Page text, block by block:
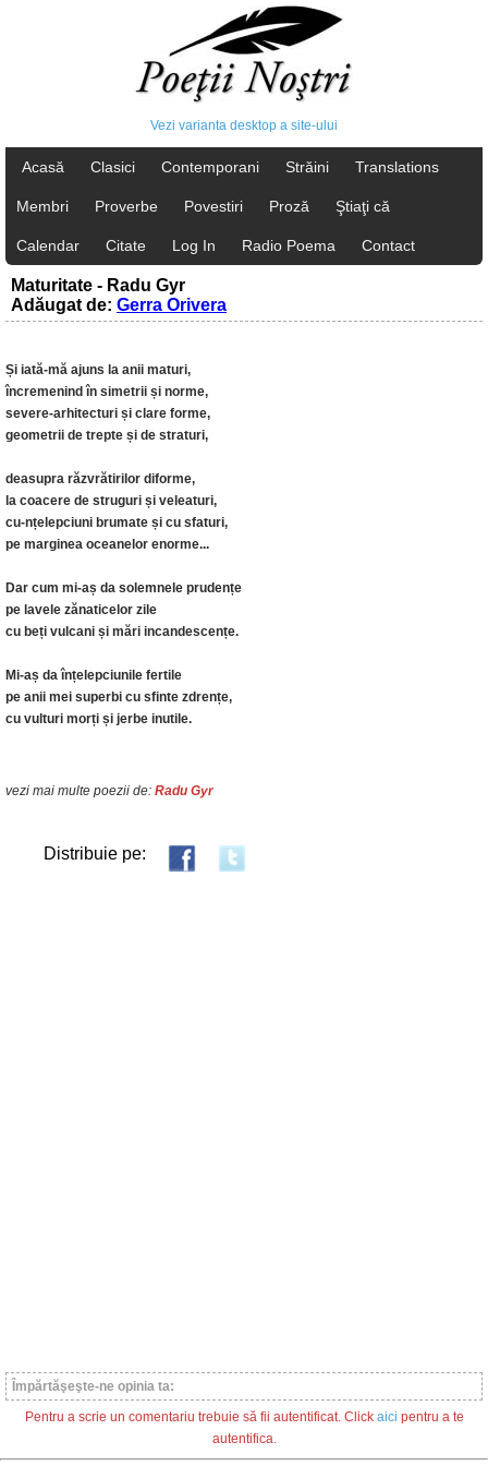
Vezi varianta desktop a site-ului
Acasă Clasici Contemporani Străini Translations
Membri Proverbe Povestiri Proză Ştiaţi că
Calendar Citate Log In Radio Poema Contact
Maturitate - Radu Gyr
Adăugat de: Gerra Orivera
Și iată-mă ajuns la anii maturi,
încremenind în simetrii și norme,
severe-arhitecturi și clare forme,
geometrii de trepte și de straturi,
deasupra răzvrătirilor diforme,
la coacere de struguri și veleaturi,
cu-nțelepciuni brumate și cu sfaturi,
pe marginea oceanelor enorme...
Dar cum mi-aș da solemnele prudențe
pe lavele zănaticelor zile
cu beți vulcani și mări incandescențe.
Mi-aș da înțelepciunile fertile
pe anii mei superbi cu sfinte zdrențe,
cu vulturi morți și jerbe inutile.
vezi mai multe poezii de: Radu Gyr
Distribuie pe:
Împărtăşeşte-ne opinia ta:
Pentru a scrie un comentariu trebuie să fii autentificat. Click aici pentru a te
autentifica.